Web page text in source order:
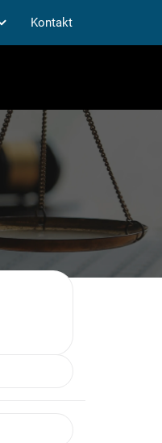
Kontakt